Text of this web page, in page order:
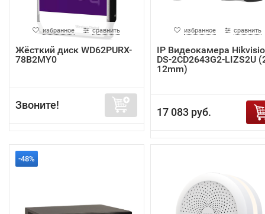
избранное сравнить
Жёсткий диск WD62PURX-
78B2MY0
Звоните!
избранное сравнить
IP Видеокамера
DS-2CD2643G2-LIZS2U
12mm)
17 083 руб.
-48%